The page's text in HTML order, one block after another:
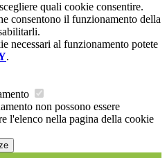
quali cookie consentire.
consentono il funzionamento della
necessari al funzionamento potete
.
non possono essere
l'elenco nella pagina della cookie